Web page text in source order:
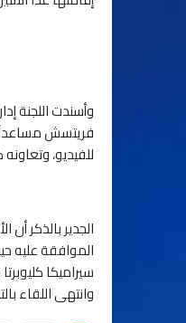
وأسندت اللجنة
للفيديو،
الجدير بالذكر
الموافقة عليه
سيراميكا
وانتهى اللقاء